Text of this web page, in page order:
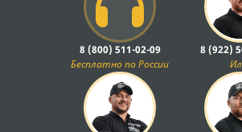
8 (800) 511-02-09
Бесплатно по России
8 (922)